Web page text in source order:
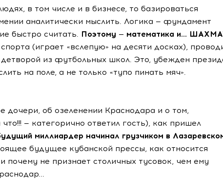
в том числе и в бизнесе, то базироваться
аналитически мыслить. Логика — фундамент
быстро считать. Поэтому — математика и...
(играет «вслепую» на десяти досках),
из футбольных школ. Это, убежден
на поле, а не только «тупо пинать мяч».
дочери, об озеленении Краснодара и о том,
— категорично ответил гость), как пришел
миллиардер начинал грузчиком в
будущее кубанской прессы, как относится
почему не признает столичных тусовок, чем ему